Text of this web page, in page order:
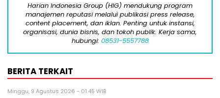
Harian Indonesia Group (HIG) mendukung program
manajemen reputasi melalui publikasi press release,
content placement, dan iklan. Penting untuk instansi,
organisasi, dunia bisnis, dan tokoh publik. Kerja sama,
hubungi: 08531-5557788
BERITA TERKAIT
Minggu, 9 Agustus 2026 - 01:45 WIB